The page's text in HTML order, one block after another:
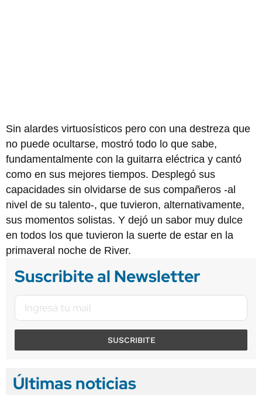
Sin alardes virtuosísticos pero con una destreza que
no puede ocultarse, mostró todo lo que sabe,
fundamentalmente con la guitarra eléctrica y cantó
como en sus mejores tiempos. Desplegó sus
capacidades sin olvidarse de sus compañeros -al
nivel de su talento-, que tuvieron, alternativamente,
sus momentos solistas. Y dejó un sabor muy dulce
en todos los que tuvieron la suerte de estar en la
primaveral noche de River.
Suscribite al Newsletter
SUSCRIBITE
Últimas noticias